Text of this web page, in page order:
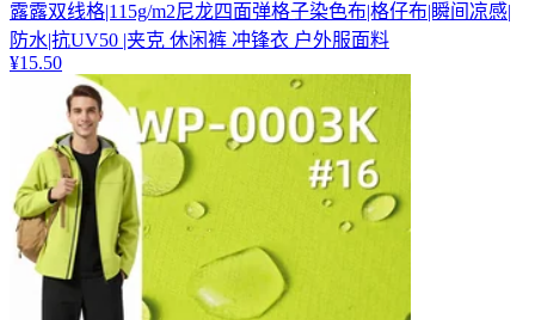
露露双线格|115g/m2尼龙四面弹格子染色布|格仔布|瞬间凉感|
防水|抗UV50 |夹克 休闲裤 冲锋衣 户外服面料
¥15.50